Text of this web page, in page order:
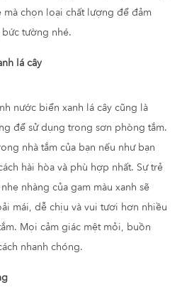
chọn loại chất lượng để đảm
tường nhé.
lá cây
nước biển xanh lá cây cũng là
để sử dụng trong sơn phòng tắm.
nhà tắm của bạn nếu như bạn
hài hòa và phù hợp nhất. Sự trẻ
nhàng của gam màu xanh sẽ
mái, dễ chịu và vui tươi hơn nhiều
Mọi cảm giác mệt mỏi, buồn
nhanh chóng.